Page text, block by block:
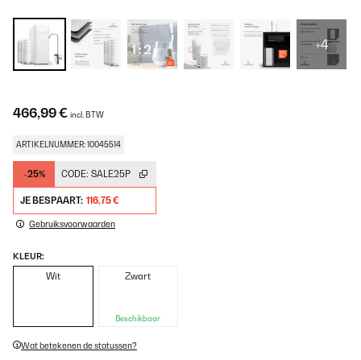
+4
466,99 € incl. BTW
ARTIKELNUMMER: 10045514
-25% CODE: SALE25P
JE BESPAART: 116,75 €
Gebruiksvoorwaarden
KLEUR:
Wit Zwart
Beschikbaar
Wat betekenen de statussen?